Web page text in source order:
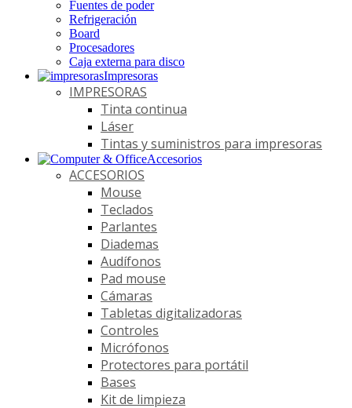
Fuentes de poder
Refrigeración
Board
Procesadores
Caja externa para disco
Impresoras
IMPRESORAS
Tinta continua
Láser
Tintas y suministros para impresoras
Accesorios
ACCESORIOS
Mouse
Teclados
Parlantes
Diademas
Audífonos
Pad mouse
Cámaras
Tabletas digitalizadoras
Controles
Micrófonos
Protectores para portátil
Bases
Kit de limpieza